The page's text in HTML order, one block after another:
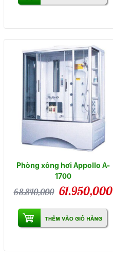
Phòng xông hơi Appollo A-
1700
68.840,000 61.950,000